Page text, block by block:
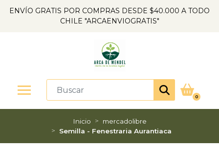
ENVÍO GRATIS POR COMPRAS DESDE $40.000 A TODO
CHILE "ARCAENVIOGRATIS"
0
Inicio
mercadolibre
Semilla - Fenestraria Aurantiaca